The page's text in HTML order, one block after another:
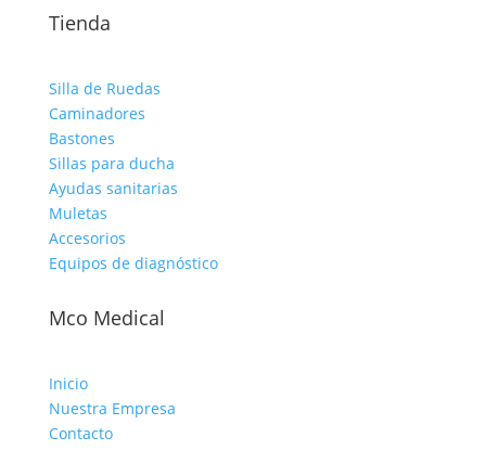
Tienda
Silla de Ruedas
Caminadores
Bastones
Sillas para ducha
Ayudas sanitarias
Muletas
Accesorios
Equipos de diagnóstico
Mco Medical
Inicio
Nuestra Empresa
Contacto